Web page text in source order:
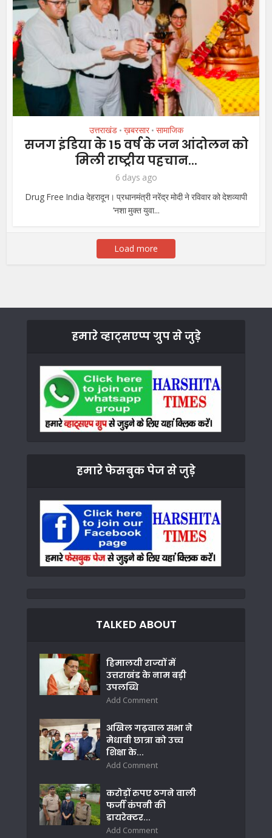
उत्तराखंड • ख़बरसार • सामाजिक
सजग इंडिया के 15 वर्ष के जन आंदोलन को
मिली राष्ट्रीय पहचान...
6 days ago
Drug Free India देहरादून। प्रधानमंत्री नरेंद्र मोदी ने रविवार को देशव्यापी
‘नशा मुक्त युवा...
Load more
हमारे व्हाट्सएप्प ग्रुप से जुड़े
हमारे फेसबुक पेज से जुड़े
TALKED ABOUT
हिमालयी राज्यों में
उत्तराखंड के नाम बड़ी
उपलब्धि
Add Comment
अखिल गढ़वाल सभा ने
मेधावी छात्रा को उच्च
शिक्षा के...
Add Comment
करोड़ों रुपए ठगने वाली
फर्जी कंपनी की
डायरेक्टर...
Add Comment